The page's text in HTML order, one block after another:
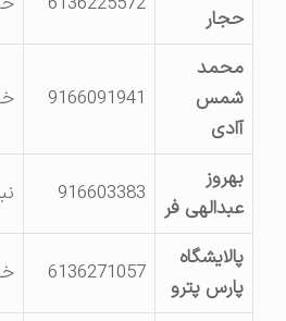
حجار
محمد
شمس
آادی
9166091941
بهروز
عبدالهی فر
916603383 نبش
پالایشگاه
پارس پترو
6136271057